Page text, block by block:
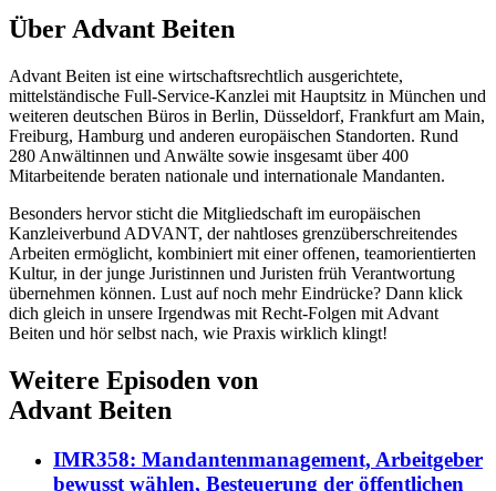
Über Advant Beiten
Advant Beiten ist eine wirtschaftsrechtlich ausgerichtete,
mittelständische Full-Service-Kanzlei mit Hauptsitz in München und
weiteren deutschen Büros in Berlin, Düsseldorf, Frankfurt am Main,
Freiburg, Hamburg und anderen europäischen Standorten. Rund
280 Anwältinnen und Anwälte sowie insgesamt über 400
Mitarbeitende beraten nationale und internationale Mandanten.
Besonders hervor sticht die Mitgliedschaft im europäischen
Kanzleiverbund ADVANT, der nahtloses grenzüberschreitendes
Arbeiten ermöglicht, kombiniert mit einer offenen, teamorientierten
Kultur, in der junge Juristinnen und Juristen früh Verantwortung
übernehmen können. Lust auf noch mehr Eindrücke? Dann klick
dich gleich in unsere Irgendwas mit Recht-Folgen mit Advant
Beiten und hör selbst nach, wie Praxis wirklich klingt!
Weitere Episoden von
Advant Beiten
IMR358: Mandantenmanagement, Arbeitgeber
bewusst wählen, Besteuerung der öffentlichen